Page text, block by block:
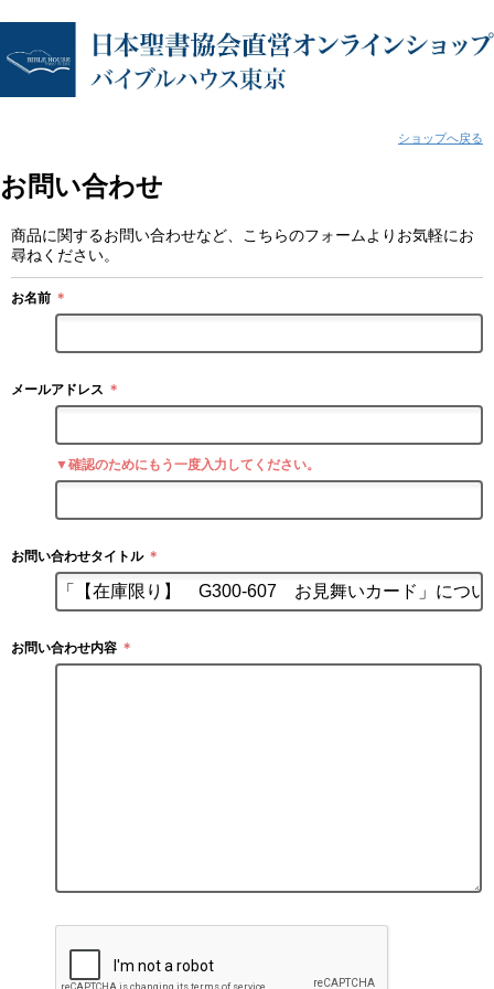
ショップへ戻る
お問い合わせ
商品に関するお問い合わせなど、こちらのフォームよりお気軽にお
尋ねください。
お名前 ＊
メールアドレス ＊
▼確認のためにもう一度入力してください。
お問い合わせタイトル ＊
お問い合わせ内容 ＊